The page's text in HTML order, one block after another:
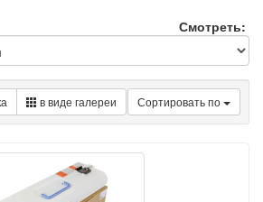
Смотреть:
Сортировать по
в виде галереи